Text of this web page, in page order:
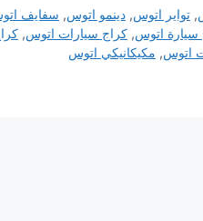
,تواير اتوس,دينمو اتوس, سفايف
سيارة اتوس, كراج سيارات اتوس,
اتوس, مكيكانيكي اتوس